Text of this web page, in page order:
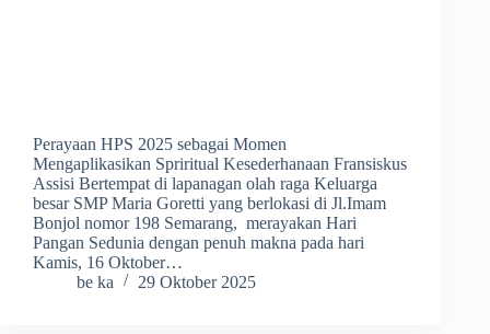
Perayaan HPS 2025 sebagai Momen
Mengaplikasikan Spriritual Kesederhanaan Fransiskus
Assisi Bertempat di lapanagan olah raga Keluarga
besar SMP Maria Goretti yang berlokasi di Jl.Imam
Bonjol nomor 198 Semarang, merayakan Hari
Pangan Sedunia dengan penuh makna pada hari
Kamis, 16 Oktober…
be ka
29 Oktober 2025